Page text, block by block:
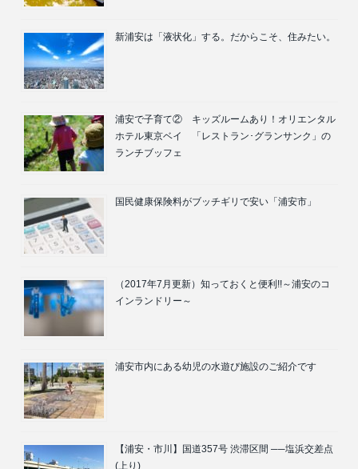
新浦安は「液状化」する。だからこそ、住みたい。
浦安で子育て② キッズルームあり！オリエンタル
ホテル東京ベイ 「レストラン･グランサンク」の
ランチブッフェ
国民健康保険料がブッチギリで安い「浦安市」
（2017年7月更新）知っておくと便利!!～浦安のコ
インランドリー～
浦安市内にある幼児の水遊び施設のご紹介です
【浦安・市川】国道357号 渋滞区間 ──塩浜交差点
(上り)